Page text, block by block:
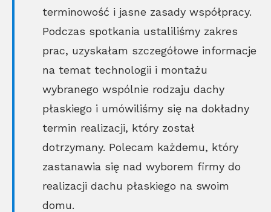
terminowość i jasne zasady współpracy.
Podczas spotkania ustaliliśmy zakres
prac, uzyskałam szczegółowe informacje
na temat technologii i montażu
wybranego wspólnie rodzaju dachy
płaskiego i umówiliśmy się na dokładny
termin realizacji, który został
dotrzymany. Polecam każdemu, który
zastanawia się nad wyborem firmy do
realizacji dachu płaskiego na swoim
domu.